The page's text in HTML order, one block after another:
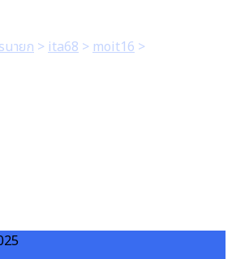
นายก > ita68 > moit16 >